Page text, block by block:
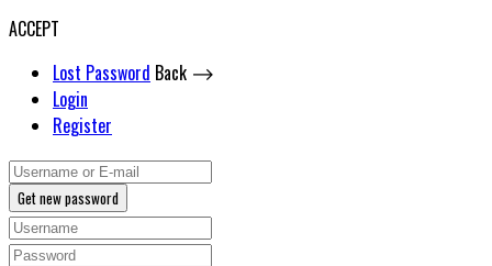
ACCEPT
Lost Password Back ⟶
Login
Register
Get new password